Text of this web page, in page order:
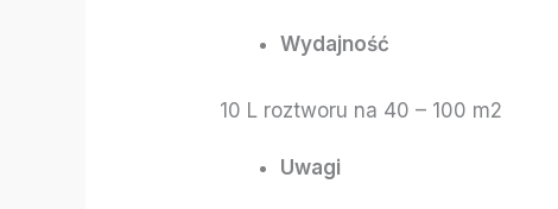
Wydajność
10 L roztworu na 40 – 100 m2
Uwagi